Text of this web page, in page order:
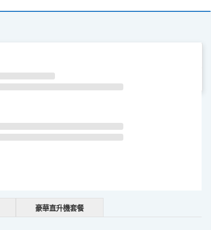
WE
豪華直升機套餐